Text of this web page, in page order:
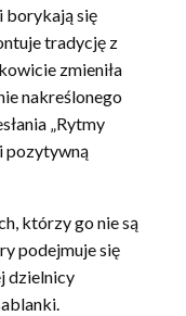
borykają się
tradycję z
zmieniła
nakreślonego
„Rytmy
pozytywną
którzy go nie są
podejmuje się
dzielnicy